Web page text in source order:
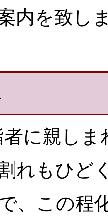
内を致し
者に親し
れもひど
、この程